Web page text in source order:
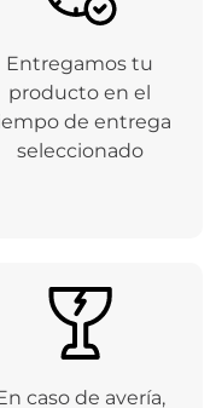
Entregamos tu
producto en el
de entrega
seleccionado
caso de avería,